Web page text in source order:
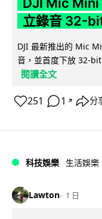
立錄音 32-
DJI 最新推出的 Mic
音，並首度下放 32-
閱讀全文
251 1 ↗ 分
科技娛樂 生活娛樂
Lawton 1 日